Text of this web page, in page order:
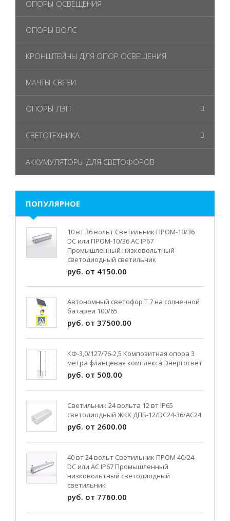
ОПОРЫ ОСВЕЩЕНИЯ
ОПОРЫ ВОЛС
КРОНШТЕЙНЫ ДЛЯ ОПОР ОСВЕЩЕНИЯ
МАЧТЫ СВЯЗИ
ОПОРЫ ЛЭП
СВЕТОТЕХНИКА
АККУМУЛЯТОРЫ ДЛЯ СВЕТОФОРОВ
ПОПУЛЯРНОЕ
10 вт 36 вольт Светильник ПРОМ-10/36
DC или ПРОМ-10/36 AC IP67
Промышленный низковольтный
светодиодный светильник
руб. от 4150.00
Автономный светофор Т 7 на солнечной
батареи 100/65
руб. от 37500.00
КФ-3,0/127/76-2,5 Композитная опора 3
метра фланцевая комплекса Энергосвет
руб. от 500.00
Светильник 24 вольта 12 вт IP65
светодиодный ЖКХ ДПБ-12/DC24-36/АС24
руб. от 2600.00
40 вт 24 вольт Светильник ПРОМ 40/24
DC или AC IP67 Промышленный
низковольтный светодиодный
светильник
руб. от 7760.00